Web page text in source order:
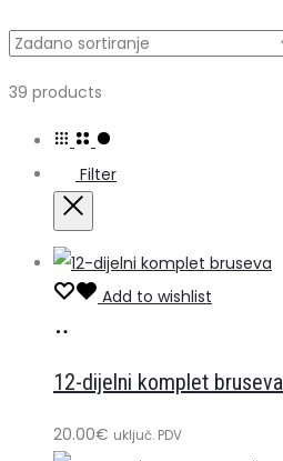
39 products
rezultata
Filter
Add to wishlist
košaricu
12-dijelni komplet bruseva
20.00€ uključ. PDV